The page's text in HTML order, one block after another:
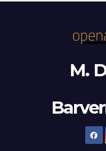
M.